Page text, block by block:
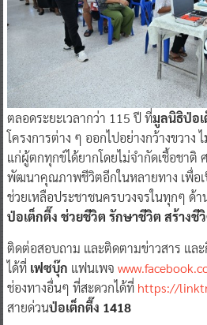
ตลอดระยะเวลากว่า 115 ปี ที่มูลนิธิป่อเ
โครงการต่าง ๆ ออกไปอย่างกว้างขวาง
แก่ผู้ตกทุกข์ได้ยากโดยไม่จำกัดเชื้อชาติ
พัฒนาคุณภาพชีวิตอีกในหลายทาง เพื่อ
ช่วยเหลือประชาชนครบวงจรในทุกๆ ด้
ป่อเต็กตึ๊ง ช่วยชีวิต รักษาชีวิต สร้างชี
ติดต่อสอบถาม และติดตามข่าวสาร แล
ได้ที่ เฟซบุ๊ก แฟนเพจ
ช่องทางอื่นๆ ที่สะดวกได้ที่ https://
สายด่วนป่อเต็กตึ๊ง 1418